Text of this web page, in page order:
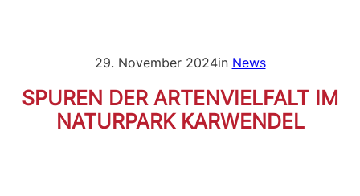
29. November 2024in News
SPUREN DER ARTENVIELFALT IM
NATURPARK KARWENDEL